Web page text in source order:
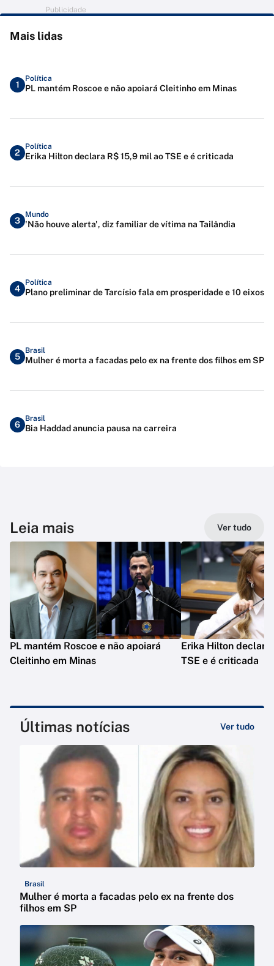
Publicidade
Mais lidas
1
Política
PL mantém Roscoe e não apoiará Cleitinho em Minas
2
Política
Erika Hilton declara R$ 15,9 mil ao TSE e é criticada
3
Mundo
'Não houve alerta', diz familiar de vítima na Tailândia
4
Política
Plano preliminar de Tarcísio fala em prosperidade e 10 eixos
5
Brasil
Mulher é morta a facadas pelo ex na frente dos filhos em SP
6
Brasil
Bia Haddad anuncia pausa na carreira
Leia mais Ver tudo
PL mantém Roscoe e não apoiará
Cleitinho em Minas
Erika Hilton declara
TSE e é criticada
Últimas notícias Ver tudo
Brasil
Mulher é morta a facadas pelo ex na frente dos
filhos em SP